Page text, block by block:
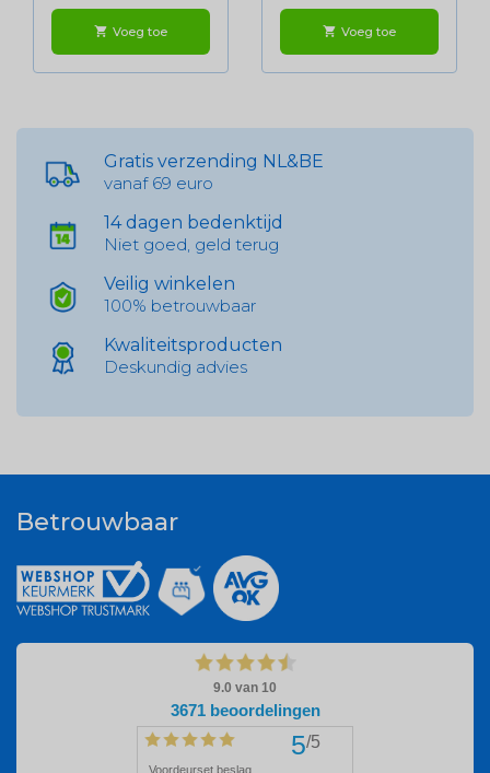
shopping_cart Voeg toe shopping_cart Voeg toe
Gratis verzending NL&BE
vanaf 69 euro
14 dagen bedenktijd
Niet goed, geld terug
Veilig winkelen
100% betrouwbaar
Kwaliteitsproducten
Deskundig advies
Betrouwbaar